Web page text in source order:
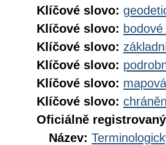
Klíčové slovo:
Klíčové slovo:
Klíčové slovo:
Klíčové slovo:
Klíčové slovo:
Klíčové slovo:
Oficiálně
Název: